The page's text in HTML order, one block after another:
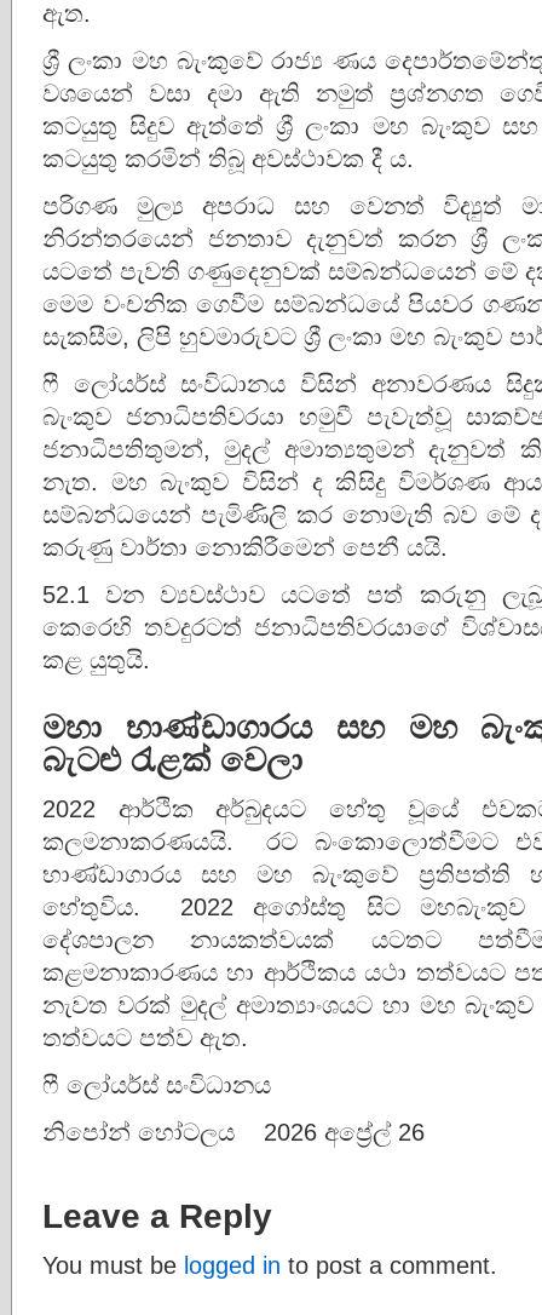
ඇත.
ශ්‍රී ලංකා මහ බැංකුවේ රාජ්‍ය ණය
වශයෙන් වසා දමා ඇති නමුත් ප්‍රශ්නගත
කටයුතු සිදුව ඇත්තේ ශ්‍රී ලංකා මහ බැංකුව
කටයුතු කරමින් තිබූ අවස්ථාවක දී ය.
පරිගණ මුල්‍ය අපරාධ සහ වෙනත් විද්‍යුත්
නිරන්තරයෙන් ජනතාව දැනුවත් කරන ශ්‍රී
යටතේ පැවති ගණුදෙනුවක් සම්බන්ධයෙන් මේ
මෙම වංචනික‍ ගෙවීම සම්බන්ධයේ පියවර
සැකසීම, ලිපි හුවමාරුවට ශ්‍රී ලංකා මහ බැංකුව
ෆී ලෝයර්ස් සංවිධානය විසින් අනාවරණය
බැංකුව ජනාධිපතිවරයා හමුවී පැවැත්වූ
ජනාධිපතිතුමන්, මුදල් අමාත්‍යතුමන් දැනුවත්
නැත. මහ බැංකුව විසින් ද කිසිදු විමර්ශණ
සම්බන්ධයෙන් පැමිණිලි කර නොමැති බව මේ
කරුණු වාර්තා නොකිරීමෙන් පෙනී යයි.
52.1 වන ව්‍යවස්ථාව යටතේ පත් කරුනු ලැබූ
කෙ‍‍රෙහි තවදුරටත් ජනාධිපතිවරයාගේ
කළ යුතුයි.
මහා භාණ්ඩාගාරය සහ මහ
බැටළු රැළක් වෙලා
2022 ආර්ථික අර්බුදයට හේතු වූයේ
කලමනාකරණයයි. රට බංකොලොත්වීමට
භාණ්ඩාගාරය සහ මහ බැංකුවේ ප්‍රතිපත්ති
හේතුවිය. 2022 අගෝස්තු සිට මහබැංකුව
දේශපාලන නායකත්වයක් යටතට
කළමනාකාරණය හා ආර්ථිකය යථා තත්වයට
නැවත වරක් මුදල් අමාත්‍යාංශයට හා මහ
තත්වයට පත්ව ඇත.
ෆී ලෝයර්ස් සංවිධානය
නිපෝන් හෝටලය 2026 අප්‍රේල් 26
Leave a Reply
You must be logged in to post a comment.